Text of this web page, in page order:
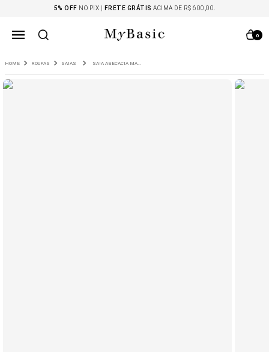
5% OFF NO PIX | FRETE GRÁTIS ACIMA DE R$ 600,00.
0
ROUPAS SAIAS SAIA ABECACIA MARINHO